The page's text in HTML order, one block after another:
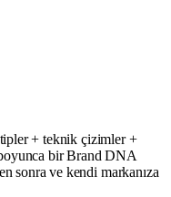
+ teknik çizimler +
bir Brand DNA
sonra ve kendi markanıza